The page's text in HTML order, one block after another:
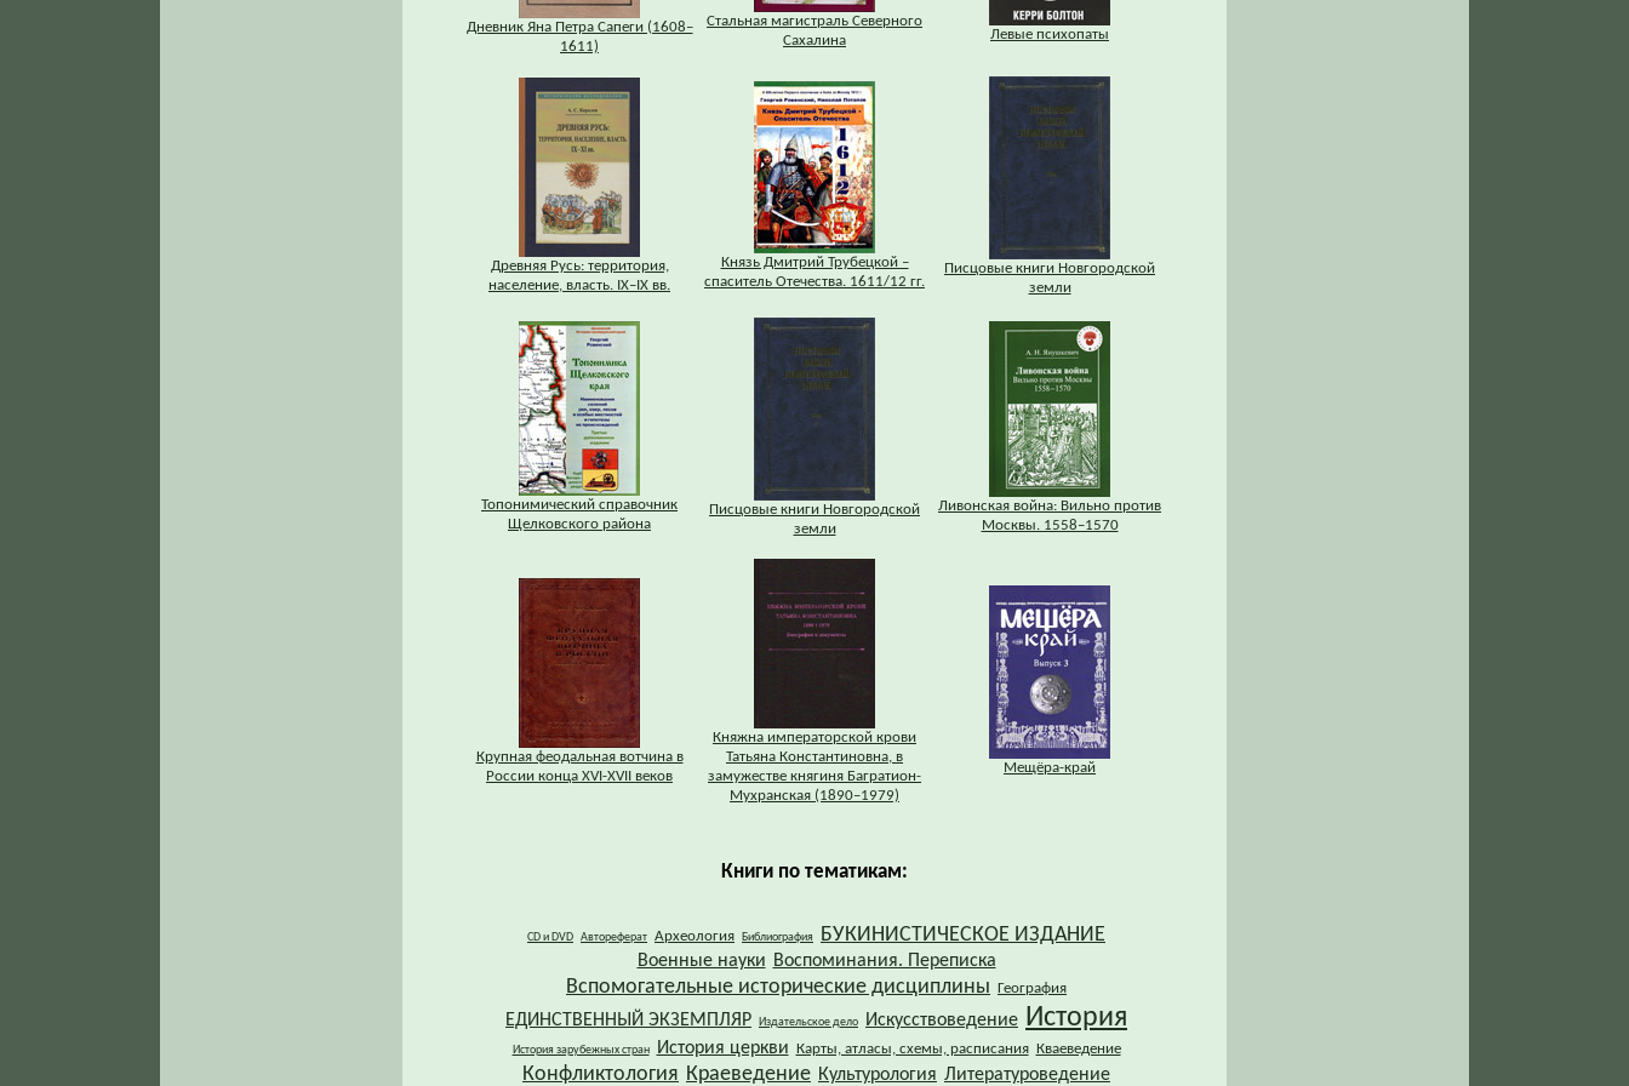
Дневник Яна Петра Сапеги (1608–
1611)
Стальная магистраль Северного
Сахалина
Левые психопаты
Древняя Русь: территория,
население, власть. IХ–IХ вв.
Князь Дмитрий Трубецкой –
спаситель Отечества. 1611/12 гг.
Писцовые книги Новгородской
земли
Топонимический справочник
Щелковского района
Писцовые книги Новгородской
земли
Ливонская война: Вильно против
Москвы. 1558–1570
Крупная феодальная вотчина в
России конца XVI-XVII веков
Княжна императорской крови
Татьяна Константиновна, в
замужестве княгиня Багратион-
Мухранская (1890–1979)
Мещёра-край
Книги по тематикам:
CD и DVD Автореферат Археология Библиография БУКИНИСТИЧЕСКОЕ ИЗДАНИЕ
Военные науки Воспоминания. Переписка
Вспомогательные исторические дисциплины География
ЕДИНСТВЕННЫЙ ЭКЗЕМПЛЯР Издательское дело Искусствоведение История
История зарубежных стран История церкви Карты, атласы, схемы, расписания Кваеведение
Конфликтология Краеведение Культурология Литературоведение